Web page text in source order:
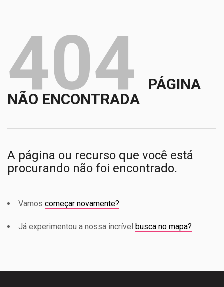
404
PÁGINA
NÃO ENCONTRADA
A página ou recurso que você está
procurando não foi encontrado.
Vamos começar novamente?
Já experimentou a nossa incrível busca no mapa?